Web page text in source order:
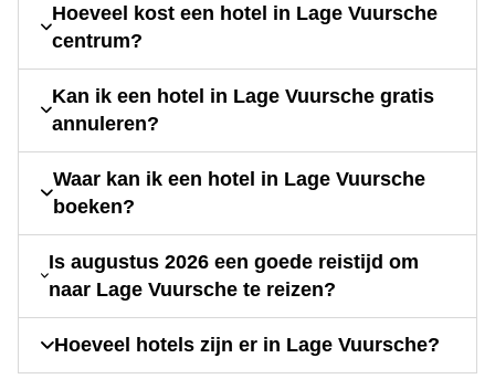
Hoeveel kost een hotel in Lage Vuursche
centrum?
Kan ik een hotel in Lage Vuursche gratis
annuleren?
Waar kan ik een hotel in Lage Vuursche
boeken?
Is augustus 2026 een goede reistijd om
naar Lage Vuursche te reizen?
Hoeveel hotels zijn er in Lage Vuursche?